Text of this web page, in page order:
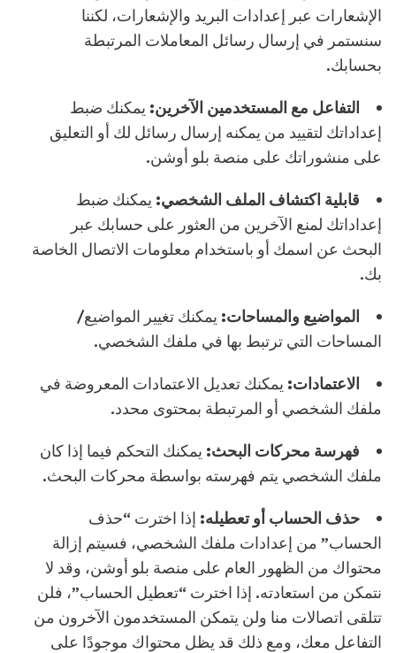
الإشعارات عبر إعدادات البريد والإشعارات، لكننا
سنستمر في إرسال رسائل المعاملات المرتبطة
بحسابك.
التفاعل مع المستخدمين الآخرين: يمكنك ضبط
إعداداتك لتقييد من يمكنه إرسال رسائل لك أو التعليق
على منشوراتك على منصة بلو أوشن.
قابلية اكتشاف الملف الشخصي: يمكنك ضبط
إعداداتك لمنع الآخرين من العثور على حسابك عبر
البحث عن اسمك أو باستخدام معلومات الاتصال الخاصة
بك.
المواضيع والمساحات: يمكنك تغيير المواضيع/
المساحات التي ترتبط بها في ملفك الشخصي.
الاعتمادات: يمكنك تعديل الاعتمادات المعروضة في
ملفك الشخصي أو المرتبطة بمحتوى محدد.
فهرسة محركات البحث: يمكنك التحكم فيما إذا كان
ملفك الشخصي يتم فهرسته بواسطة محركات البحث.
حذف الحساب أو تعطيله: إذا اخترت “حذف
الحساب” من إعدادات ملفك الشخصي، فسيتم إزالة
محتواك من الظهور العام على منصة بلو أوشن، وقد لا
نتمكن من استعادته. إذا اخترت “تعطيل الحساب”، فلن
تتلقى اتصالات منا ولن يتمكن المستخدمون الآخرون من
التفاعل معك، ومع ذلك قد يظل محتواك موجودًا على